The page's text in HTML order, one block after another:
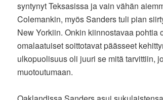
syntynyt Teksasissa ja vain vähän
Colemankin, myös Sanders tuli pian
New Yorkiin. Onkin kiinnostavaa
omalaatuiset soittotavat päässeet
ulkopuolisuus oli juuri se mitä tarvittiin,
muotoutumaan.